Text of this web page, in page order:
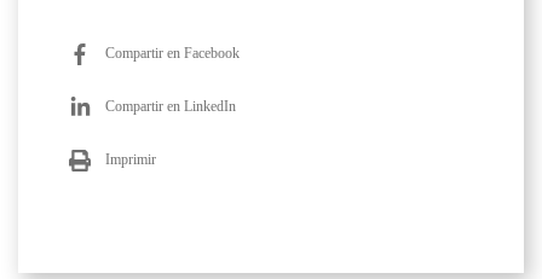
Compartir en Facebook
Compartir en LinkedIn
Imprimir